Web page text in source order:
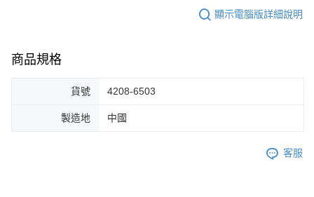
顯示電腦版詳細說明
商品規格
貨號 4208-6503
製造地 中國
客服